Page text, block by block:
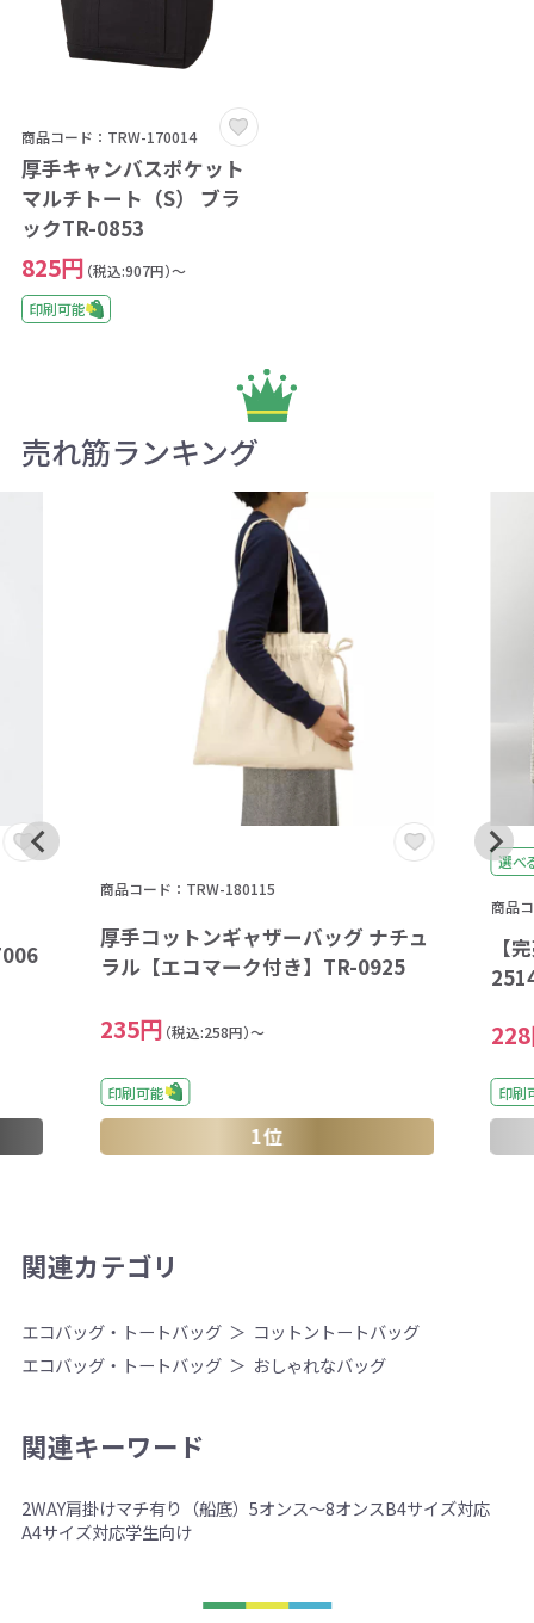
商品コード：TRW-170014
厚手キャンバスポケット
マルチトート（S） ブラ
ックTR-0853
825円 （税込:907円）～
印刷可能
売れ筋ランキング
商品コード：TRW-180115
厚手コットンギャザーバッグ ナチュ
ラル【エコマーク付き】TR-0925
235円 （税込:258円）～
印刷可能
1位
選べ
商品
【
印刷
関連カテゴリ
エコバッグ・トートバッグ
コットントートバッグ
エコバッグ・トートバッグ
おしゃれなバッグ
関連キーワード
2WAY肩掛けマチ有り（船底） 5オンス～8オンスB4サイズ対応
A4サイズ対応学生向け